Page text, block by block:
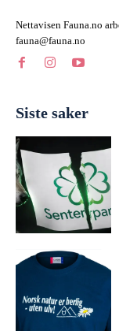
Nettavisen Fauna.no
fauna@fauna.no
Siste saker